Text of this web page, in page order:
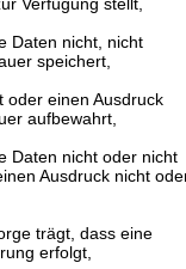
Daten nicht, nicht
speichert,
oder einen Ausdruck
aufbewahrt,
Daten nicht oder nicht
Ausdruck nicht
trägt, dass eine
erfolgt,